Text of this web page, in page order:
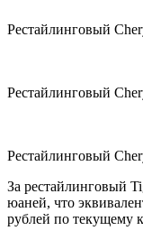
Рестайлинговый
Рестайлинговый
Рестайлинговый
За рестайлинговый
юаней, что
рублей по текущему